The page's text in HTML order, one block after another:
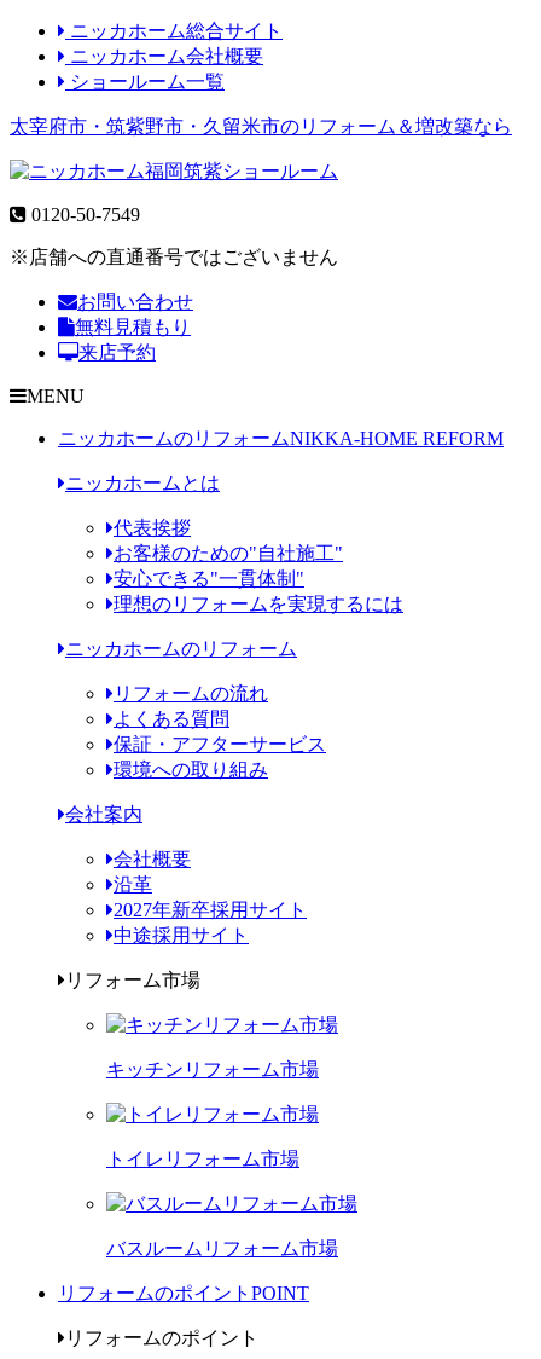
ニッカホーム総合サイト
ニッカホーム会社概要
ショールーム一覧
太宰府市・筑紫野市・久留米市のリフォーム＆増改築なら
0120-50-7549
※店舗への直通番号ではございません
お問い合わせ
無料見積もり
来店予約
MENU
ニッカホームのリフォームNIKKA-HOME REFORM
ニッカホームとは
代表挨拶
お客様のための"自社施工"
安心できる"一貫体制"
理想のリフォームを実現するには
ニッカホームのリフォーム
リフォームの流れ
よくある質問
保証・アフターサービス
環境への取り組み
会社案内
会社概要
沿革
2027年新卒採用サイト
中途採用サイト
リフォーム市場
キッチンリフォーム市場
トイレリフォーム市場
バスルームリフォーム市場
リフォームのポイント POINT
リフォームのポイント